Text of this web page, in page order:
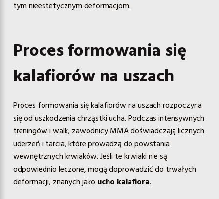
tym nieestetycznym deformacjom.
Proces formowania się
kalafiorów na uszach
Proces formowania się kalafiorów na uszach rozpoczyna
się od uszkodzenia chrząstki ucha. Podczas intensywnych
treningów i walk, zawodnicy MMA doświadczają licznych
uderzeń i tarcia, które prowadzą do powstania
wewnętrznych krwiaków. Jeśli te krwiaki nie są
odpowiednio leczone, mogą doprowadzić do trwałych
deformacji, znanych jako ucho kalafiora.